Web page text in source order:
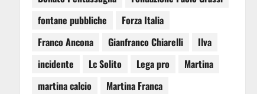
fontane pubbliche
Forza Italia
Franco Ancona
Gianfranco Chiarelli
Ilva
incidente
Lc Solito Lega pro
Martina
martina calcio
Martina Franca